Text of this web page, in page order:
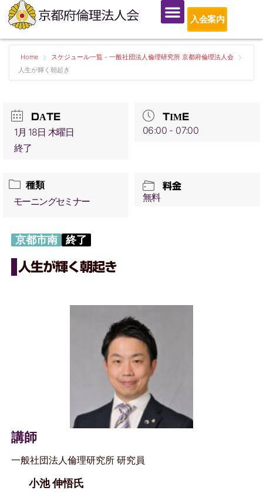
入会案内
Home
スケジュール一覧 - 一般社団法人倫理研究所 京都府倫理法人会
人生が輝く朝起き
DATE
1月 18日 木曜日
終了
TIME
06:00 - 07:00
種類
モーニングセミナー
料金
無料
京都市南 終了
人生が輝く朝起き
講師
一般社団法人倫理研究所 研究員
小池 伸悟氏